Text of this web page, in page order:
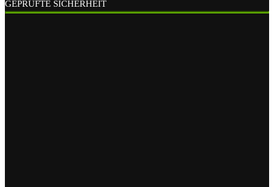
GEPRÜFTE SICHERHEIT